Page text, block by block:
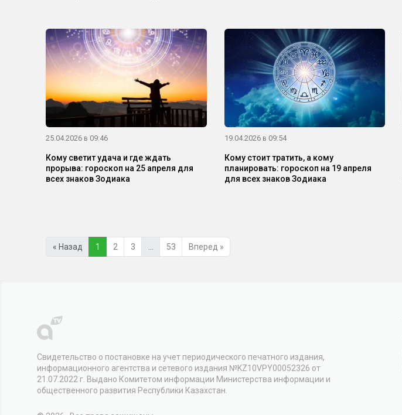
25.04.2026 в 09:46
Кому светит удача и где ждать
прорыва: гороскоп на 25 апреля для
всех знаков Зодиака
19.04.2026 в 09:54
Кому стоит тратить, а кому
планировать: гороскоп на 19 апреля
для всех знаков Зодиака
« Назад 1 2 3 53 Вперед »
Свидетельство о постановке на учет периодического печатного издания,
информационного агентства и сетевого издания №KZ10VPY00052326 от
21.07.2022 г. Выдано Комитетом информации Министерства информации и
общественного развития Республики Казахстан.